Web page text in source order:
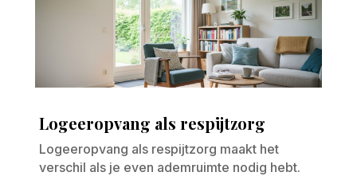
Logeeropvang als respijtzorg
Logeeropvang als respijtzorg maakt het
verschil als je even ademruimte nodig hebt.